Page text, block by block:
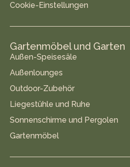
Cookie-Einstellungen
Gartenmöbel und Garten
Außen-Speisesäle
Außenlounges
Outdoor-Zubehör
Liegestühle und Ruhe
Sonnenschirme und Pergolen
Gartenmöbel